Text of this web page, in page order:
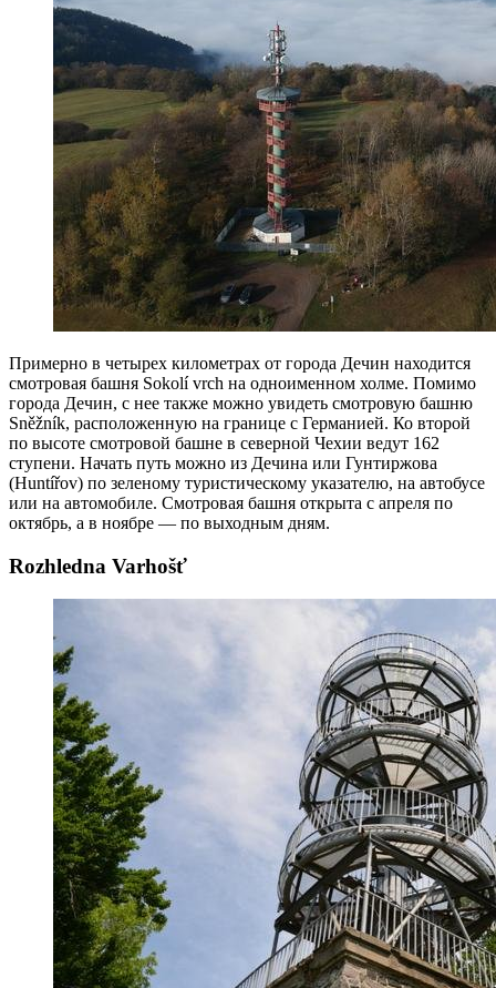
Примерно в четырех километрах от города Дечин находится
смотровая башня Sokolí vrch на одноименном холме. Помимо
города Дечин, с нее также можно увидеть смотровую башню
Sněžník, расположенную на границе с Германией. Ко второй
по высоте смотровой башне в северной Чехии ведут 162
ступени. Начать путь можно из Дечина или Гунтиржова
(Huntířov) по зеленому туристическому указателю, на автобусе
или на автомобиле. Смотровая башня открыта с апреля по
октябрь, а в ноябре — по выходным дням.
Rozhledna Varhošť